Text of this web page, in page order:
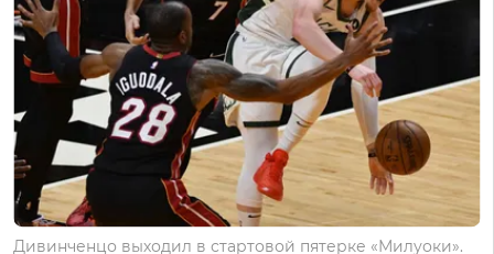
Дивинченцо выходил в стартовой пятерке «Милуоки».